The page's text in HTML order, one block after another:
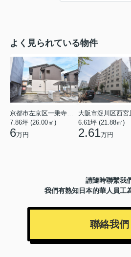
よく見られている物件
京都市左京区一乗寺北大丸町
7.86坪 (26.00㎡)
6万円
6.61坪 (21.88㎡)
2.61万円
請隨時聯繫我
我們有熟知日本的華人員工
聯絡我們